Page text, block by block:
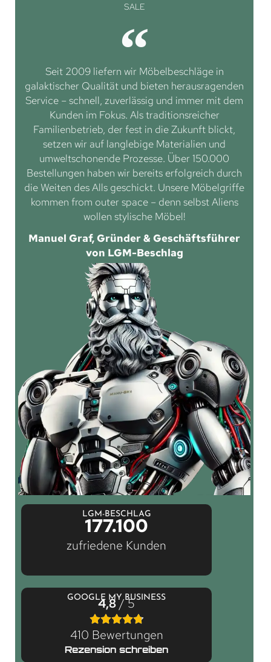
SALE
Seit 2009 liefern wir Möbelbeschläge in
galaktischer Qualität und bieten herausragenden
Service – schnell, zuverlässig und immer mit dem
Kunden im Fokus. Als traditionsreicher
Familienbetrieb, der fest in die Zukunft blickt,
setzen wir auf langlebige Materialien und
umweltschonende Prozesse. Über 150.000
Bestellungen haben wir bereits erfolgreich durch
die Weiten des Alls geschickt. Unsere Möbelgriffe
kommen from outer space – denn selbst Aliens
wollen stylische Möbel!
Manuel Graf, Gründer & Geschäftsführer
von LGM-Beschlag
LGM-BESCHLAG
177.100
zufriedene Kunden
GOOGLE MY BUSINESS
4,8/ 5
410 Bewertungen
Rezension schreiben